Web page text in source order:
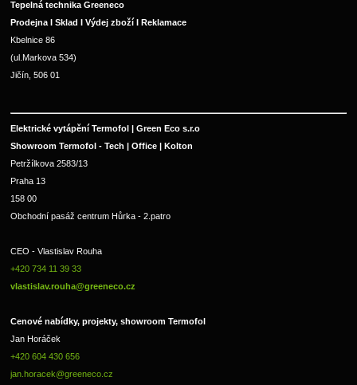
Tepelná technika Greeneco
Prodejna I Sklad I Výdej zboží I Reklamace
Kbelnice 86
(ul.Markova 534)
Jičín, 506 01
Elektrické vytápění Termofol | Green Eco s.r.o
Showroom Termofol - Tech | Office | Kolton
Petržílkova 2583/13
Praha 13
158 00
Obchodní pasáž centrum Hůrka - 2.patro
CEO - Vlastislav Rouha
+420 734 11 39 33
vlastislav.rouha@greeneco.cz
Cenové nabídky, projekty, showroom Termofol
Jan Horáček
+420 604 430 656
jan.horacek@greeneco.cz